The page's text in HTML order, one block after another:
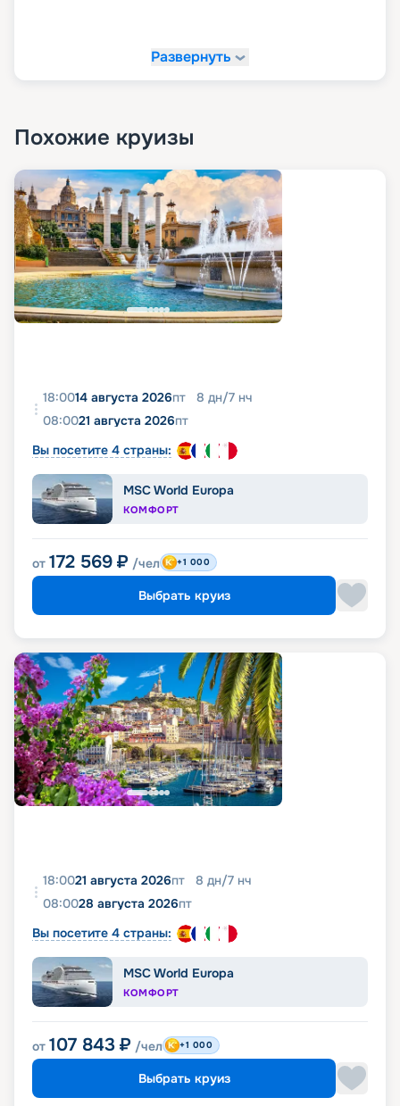
Развернуть
Похожие круизы
18:0014 августа 2026пт 8 дн/7 нч
08:0021 августа 2026пт
Вы посетите 4 страны:
MSC World Europa
КОМФОРТ
от 172 569 ₽ /чел +1 000
Выбрать круиз
18:0021 августа 2026пт 8 дн/7 нч
08:0028 августа 2026пт
Вы посетите 4 страны:
MSC World Europa
КОМФОРТ
от 107 843 ₽ /чел +1 000
Выбрать круиз